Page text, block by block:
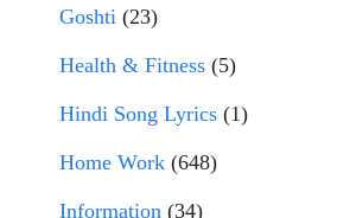
Goshti (23)
Health & Fitness (5)
Hindi Song Lyrics (1)
Home Work (648)
Information (34)